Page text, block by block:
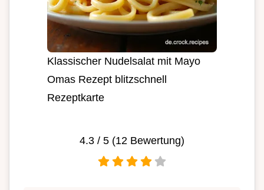
Klassischer Nudelsalat mit Mayo
Omas Rezept blitzschnell
Rezeptkarte
4.3 / 5 (12 Bewertung)